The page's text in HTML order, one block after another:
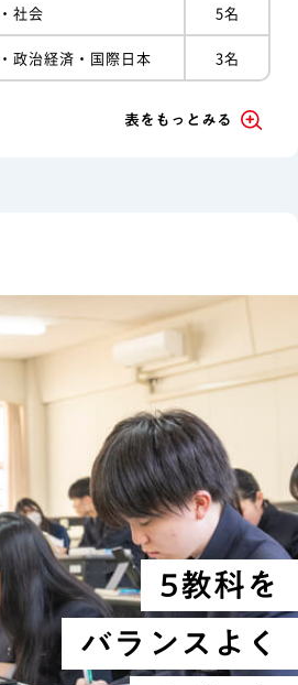
社会 5名
政治経済・国際日本 3名
表をもっとみる
5教科を
バランスよく